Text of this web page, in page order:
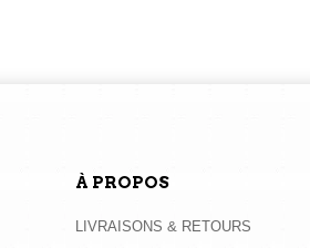
À PROPOS
LIVRAISONS & RETOURS